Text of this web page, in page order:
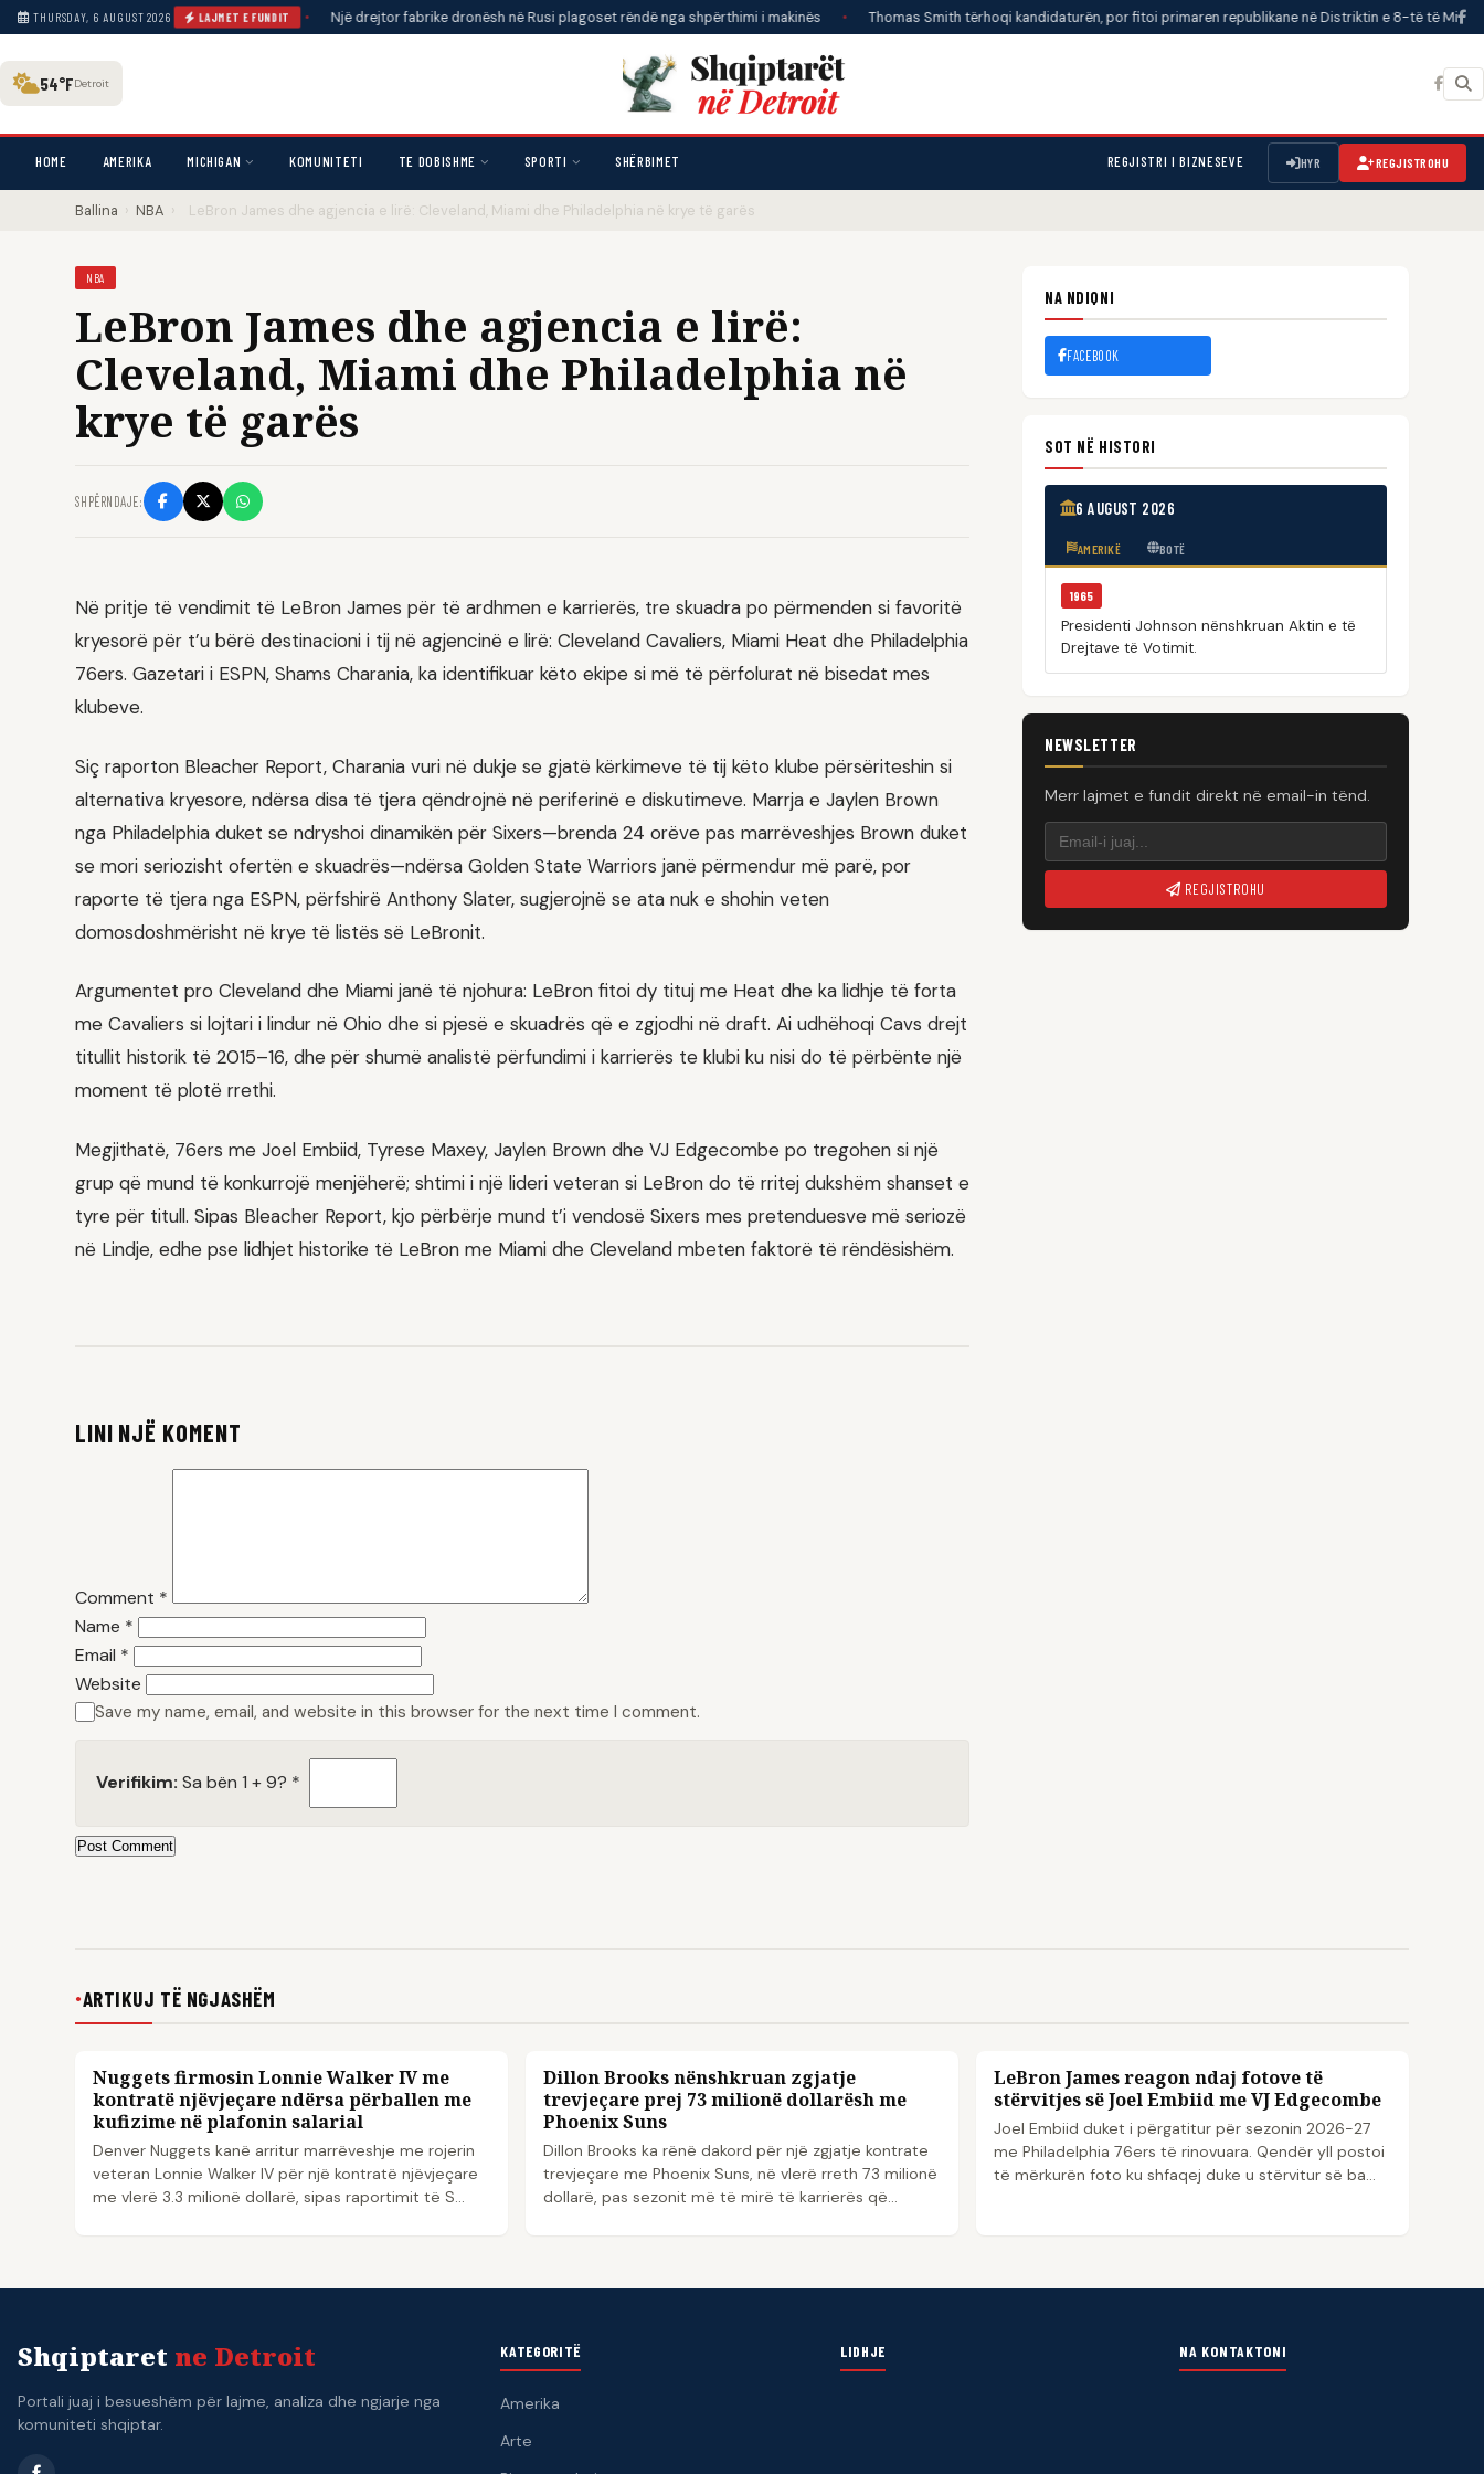
THURSDAY, 6 AUGUST 2026 LAJMET E FUNDIT
në SHBA: thotë se furnizimet po rriten • Një drejtor fabrike dronësh në Rusi plagoset rëndë nga shpërthimi i makinës • Thomas Smith tërhoqi kandidaturën, por fitoi primaren republikane në Distriktin e 8-të të Michiganit
54°FDetroit
HOME AMERIKA MICHIGAN KOMUNITETI TE DOBISHME SPORTI SHËRBIMET REGJISTRI I BIZNESEVE HYR REGJISTROHU
Ballina › NBA › LeBron James dhe agjencia e lirë: Cleveland, Miami dhe Philadelphia në krye të garës
NBA
LeBron James dhe agjencia e lirë:
Cleveland, Miami dhe Philadelphia në
krye të garës
SHPËRNDAJE:
Në pritje të vendimit të LeBron James për të ardhmen e karrierës, tre skuadra po përmenden si favoritë
kryesorë për t’u bërë destinacioni i tij në agjencinë e lirë: Cleveland Cavaliers, Miami Heat dhe Philadelphia
76ers. Gazetari i ESPN, Shams Charania, ka identifikuar këto ekipe si më të përfolurat në bisedat mes
klubeve.
Siç raporton Bleacher Report, Charania vuri në dukje se gjatë kërkimeve të tij këto klube përsëriteshin si
alternativa kryesore, ndërsa disa të tjera qëndrojnë në periferinë e diskutimeve. Marrja e Jaylen Brown
nga Philadelphia duket se ndryshoi dinamikën për Sixers—brenda 24 orëve pas marrëveshjes Brown duket
se mori seriozisht ofertën e skuadrës—ndërsa Golden State Warriors janë përmendur më parë, por
raporte të tjera nga ESPN, përfshirë Anthony Slater, sugjerojnë se ata nuk e shohin veten
domosdoshmërisht në krye të listës së LeBronit.
Argumentet pro Cleveland dhe Miami janë të njohura: LeBron fitoi dy tituj me Heat dhe ka lidhje të forta
me Cavaliers si lojtari i lindur në Ohio dhe si pjesë e skuadrës që e zgjodhi në draft. Ai udhëhoqi Cavs drejt
titullit historik të 2015–16, dhe për shumë analistë përfundimi i karrierës te klubi ku nisi do të përbënte një
moment të plotë rrethi.
Megjithatë, 76ers me Joel Embiid, Tyrese Maxey, Jaylen Brown dhe VJ Edgecombe po tregohen si një
grup që mund të konkurrojë menjëherë; shtimi i një lideri veteran si LeBron do të rritej dukshëm shanset e
tyre për titull. Sipas Bleacher Report, kjo përbërje mund t’i vendosë Sixers mes pretenduesve më seriozë
në Lindje, edhe pse lidhjet historike të LeBron me Miami dhe Cleveland mbeten faktorë të rëndësishëm.
LINI NJË KOMENT
Comment *
Name *
Email *
Website
Save my name, email, and website in this browser for the next time I comment.
Verifikim: Sa bën 1 + 9? *
Post Comment
NA NDIQNI
FACEBOOK
SOT NË HISTORI
6 AUGUST 2026
AMERIKË BOTË
1965
Presidenti Johnson nënshkruan Aktin e të
Drejtave të Votimit.
NEWSLETTER
Merr lajmet e fundit direkt në email-in tënd.
REGJISTROHU
●ARTIKUJ TË NGJASHËM
NBA
Nuggets firmosin Lonnie Walker IV me
kontratë njëvjeçare ndërsa përballen me
kufizime në plafonin salarial
Denver Nuggets kanë arritur marrëveshje me rojerin
veteran Lonnie Walker IV për një kontratë njëvjeçare
me vlerë 3.3 milionë dollarë, sipas raportimit të S...
NBA
Dillon Brooks nënshkruan zgjatje
trevjeçare prej 73 milionë dollarësh me
Phoenix Suns
Dillon Brooks ka rënë dakord për një zgjatje kontrate
trevjeçare me Phoenix Suns, në vlerë rreth 73 milionë
dollarë, pas sezonit më të mirë të karrierës që...
NBA
LeBron James reagon ndaj fotove të
stërvitjes së Joel Embiid me VJ Edgecombe
Joel Embiid duket i përgatitur për sezonin 2026-27
me Philadelphia 76ers të rinovuara. Qendër yll postoi
të mërkurën foto ku shfaqej duke u stërvitur së ba...
Shqiptaret ne Detroit
Portali juaj i besueshëm për lajme, analiza dhe ngjarje nga
komuniteti shqiptar.
KATEGORITË
Amerika
Arte
LIDHJE NA KONTAKTONI